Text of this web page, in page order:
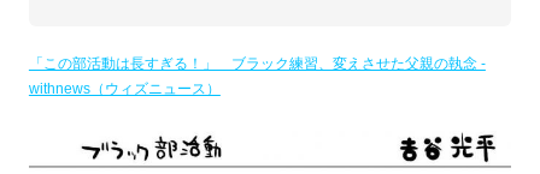
「この部活動は長すぎる！」 ブラック練習、変えさせた父親の執念 -
withnews（ウィズニュース）